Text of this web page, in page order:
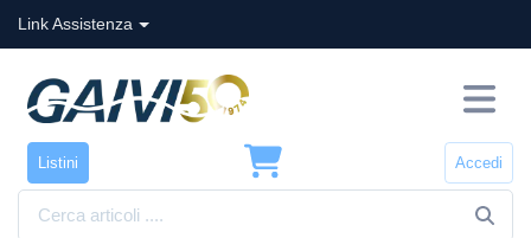
Link Assistenza
Listini Accedi